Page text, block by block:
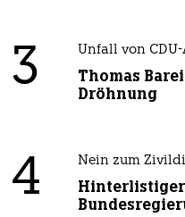
3 Unfall von
Thomas
Dröhnung
4 Nein zum